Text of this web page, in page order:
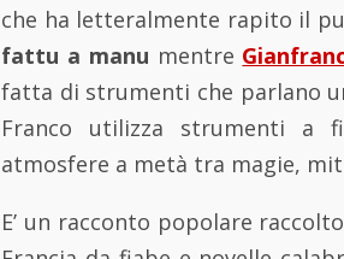
che ha letteralmente rapito il
fattu a manu mentre
fatta di strumenti che parlano
Franco utilizza strumenti a
atmosfere a metà tra magie,
E’ un racconto popolare